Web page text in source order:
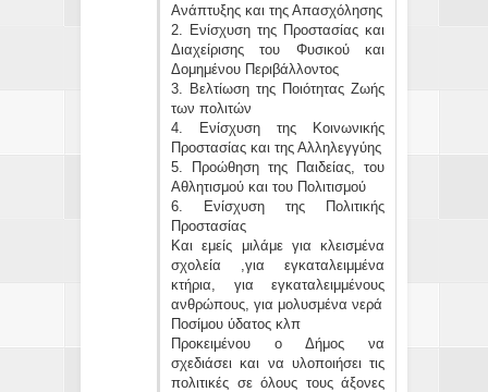
Ανάπτυξης και της Απασχόλησης
2. Ενίσχυση της Προστασίας και
Διαχείρισης του Φυσικού και
Δομημένου Περιβάλλοντος
3. Βελτίωση της Ποιότητας Ζωής
των πολιτών
4. Ενίσχυση της Κοινωνικής
Προστασίας και της Αλληλεγγύης
5. Προώθηση της Παιδείας, του
Αθλητισμού και του Πολιτισμού
6. Ενίσχυση της Πολιτικής
Προστασίας
Και εμείς μιλάμε για κλεισμένα
σχολεία ,για εγκαταλειμμένα
κτήρια, για εγκαταλειμμένους
ανθρώπους, για μολυσμένα νερά
Ποσίμου ύδατος κλπ
Προκειμένου ο Δήμος να
σχεδιάσει και να υλοποιήσει τις
πολιτικές σε όλους τους άξονες